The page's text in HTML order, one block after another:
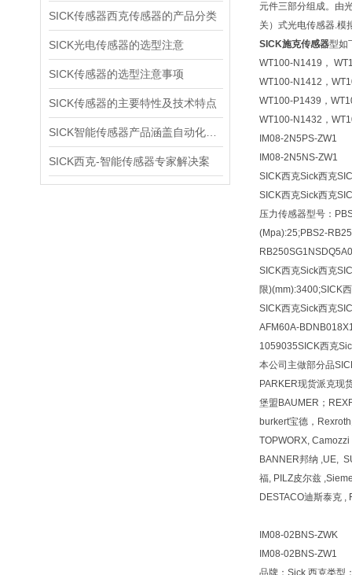
SICK传感器西克传感器的产品分类
SICK光电传感器的选型注意
SICK传感器的选型注意事项
SICK传感器的主要特性及技术特点
SICK西克-智能传感器专家解决案
元件三部分组成。由
关）式光电传感器.模
SICK施克传感器型如
WT100-N1419，
WT100-N1412，
WT100-P1439，
WT100-N1432，
IM08-2N5PS-ZW1
IM08-2N5NS-ZW1
SICK西克Sick西克
SICK西克Sick西克
压力传感器型号：
(Mpa):25;PBS2-
SICK西克Sick西克
限)(mm):3400;SICK
SICK西克Sick西克
AFM60A-
1059035SICK西克
本公司主做部分品
PARKER现货派克现
堡盟BAUMER；
burkert宝德，
TOPWORX,
BANNER邦纳 ,UE,
福, PILZ皮尔兹
DESTACO迪斯泰克
IM08-02BNS-ZWK
IM08-02BNS-ZW1
品牌：Sick 西克类型